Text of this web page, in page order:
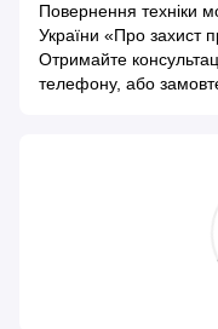
Повернення техніки
України «Про захист
Отримайте
телефону, або